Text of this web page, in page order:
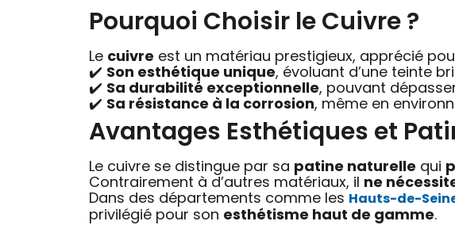
Pourquoi Choisir le Cuivre ?
Le cuivre est un matériau prestigieux, apprécié
✔️ Son esthétique unique, évoluant d’une teinte
✔️ Sa durabilité exceptionnelle, pouvant
✔️ Sa résistance à la corrosion, même en
Avantages Esthétiques et
Le cuivre se distingue par sa patine naturelle qui
Contrairement à d’autres matériaux, il ne
Dans des départements comme les Hauts-de-
privilégié pour son esthétisme haut de gamme.